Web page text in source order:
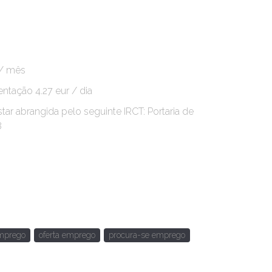
mês
4.27 eur / dia
abrangida pelo seguinte IRCT: Portaria de
oferta emprego procura-se emprego